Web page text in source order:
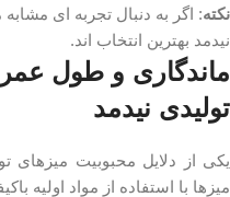
نکته: اگر به دنبال تجربه‌ ای
نیدمد بهترین انتخاب‌ اند.
ماندگاری و طول
تولیدی نیدمد
یکی از دلایل محبوبیت میزهای
میزها با استفاده از مواد اولیه